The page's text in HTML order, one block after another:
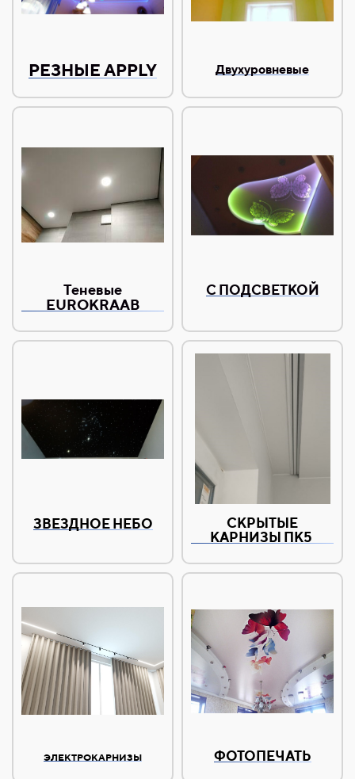
РЕЗНЫЕ APPLY Двухуровневые
Теневые
EUROKRAAB
С ПОДСВЕТКОЙ
ЗВЕЗДНОЕ НЕБО
СКРЫТЫЕ
КАРНИЗЫ ПК5
ЭЛЕКТРОКАРНИЗЫ ФОТОПЕЧАТЬ